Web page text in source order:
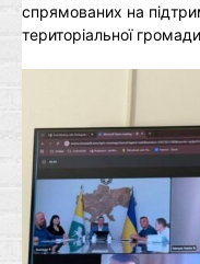
спрямованих на
територіальної